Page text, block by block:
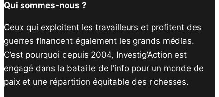
Qui sommes-nous ?
Ceux qui exploitent les travailleurs et profitent des
guerres financent également les grands médias.
C’est pourquoi depuis 2004, Investig’Action est
engagé dans la bataille de l’info pour un monde de
paix et une répartition équitable des richesses.